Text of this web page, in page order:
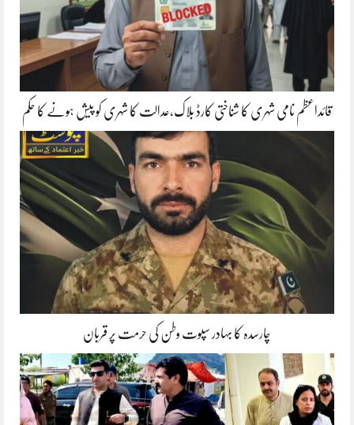
قائداعظم نامی شہری کا شناختی کارڈ بلاک،عدالت کا شہری کو پیش ہونے کا حکم
چارسدہ کا بہادر سپوت وطن کی حرمت پر قربان